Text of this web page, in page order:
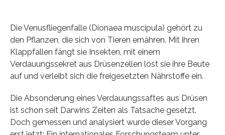
Die Venusfliegenfalle (Dionaea muscipula) gehört zu
den Pflanzen, die sich von Tieren ernähren. Mit ihren
Klappfallen fängt sie Insekten, mit einem
Verdauungssekret aus Drüsenzellen löst sie ihre Beute
auf und verleibt sich die freigesetzten Nährstoffe ein.
Die Absonderung eines Verdauungssaftes aus Drüsen
ist schon seit Darwins Zeiten als Tatsache gesetzt.
Doch gemessen und analysiert wurde dieser Vorgang